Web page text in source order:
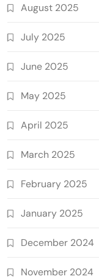
August 2025
July 2025
June 2025
May 2025
April 2025
March 2025
February 2025
January 2025
December 2024
November 2024